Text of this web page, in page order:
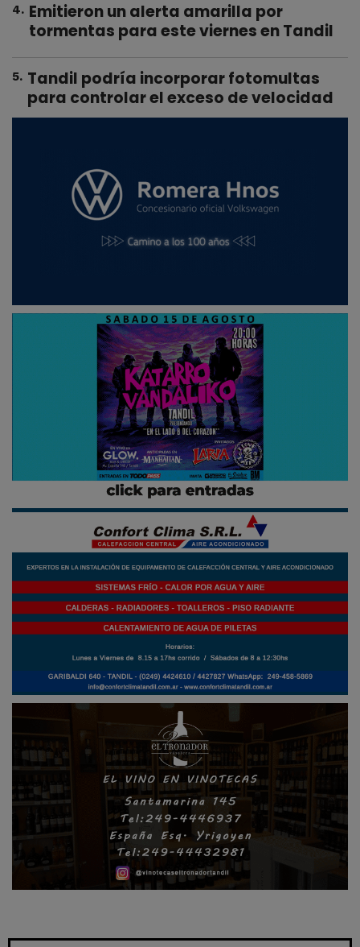
4. Emitieron un alerta amarilla por
tormentas para este viernes en Tandil
5. Tandil podría incorporar fotomultas
para controlar el exceso de velocidad